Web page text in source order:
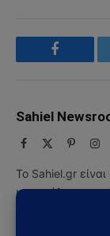
Facebook
Sahiel
Facebook Pinterest
Το Sahiel.gr
και ανάλυσης με
που επηρεάζουν